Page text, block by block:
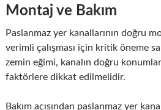
Montaj ve Bakım
Paslanmaz yer kanallarının doğru
verimli çalışması için kritik öneme
zemin eğimi, kanalın doğru
faktörlere dikkat edilmelidir.
Bakım açısından paslanmaz yer